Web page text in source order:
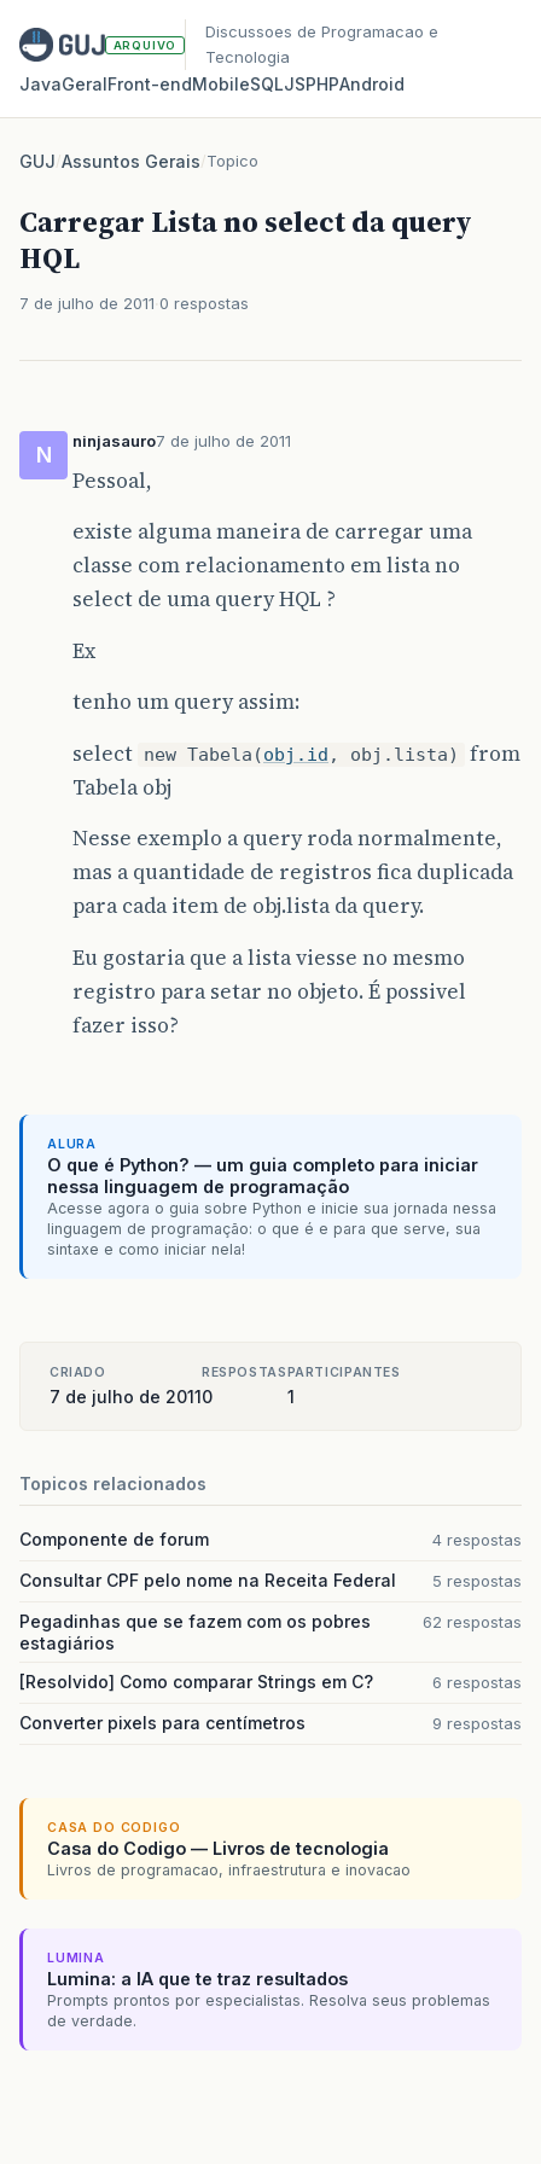
ARQUIVO
Discussoes de Programacao e
Tecnologia
JavaGeralFront‑endMobileSQLJSPHPAndroid
GUJ/Assuntos Gerais/Topico
Carregar Lista no select da query
HQL
7 de julho de 2011 0 respostas
N
ninjasauro7 de julho de 2011
Pessoal,
existe alguma maneira de carregar uma
classe com relacionamento em lista no
select de uma query HQL ?
Ex
tenho um query assim:
select new Tabela(obj.id , obj.lista)
from
Tabela obj
Nesse exemplo a query roda normalmente,
mas a quantidade de registros fica duplicada
para cada item de obj.lista da query.
Eu gostaria que a lista viesse no mesmo
registro para setar no objeto. É possivel
fazer isso?
ALURA
O que é Python? — um guia completo para iniciar
nessa linguagem de programação
Acesse agora o guia sobre Python e inicie sua jornada nessa
linguagem de programação: o que é e para que serve, sua
sintaxe e como iniciar nela!
CRIADO
7 de julho de 2011
RESPOSTAS
0
PARTICIPANTES
1
Topicos relacionados
Componente de forum 4 respostas
Consultar CPF pelo nome na Receita Federal 5 respostas
Pegadinhas que se fazem com os pobres
estagiários
62 respostas
[Resolvido] Como comparar Strings em C? 6 respostas
Converter pixels para centímetros 9 respostas
CASA DO CODIGO
Casa do Codigo — Livros de tecnologia
Livros de programacao, infraestrutura e inovacao
LUMINA
Lumina: a IA que te traz resultados
Prompts prontos por especialistas. Resolva seus problemas
de verdade.